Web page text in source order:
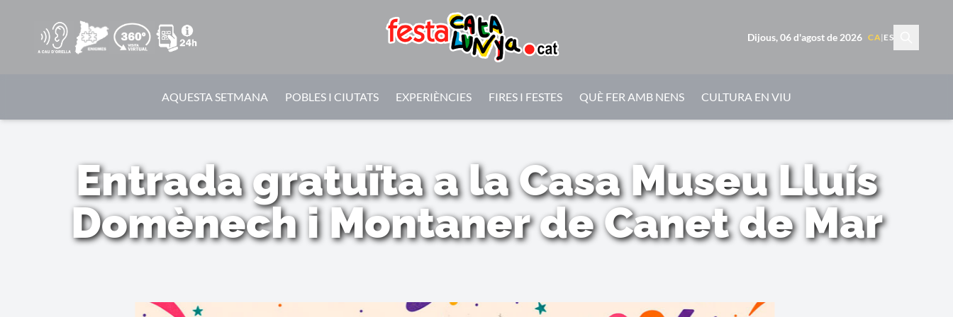
Dijous, 06 d'agost de 2026 CA| ES
AQUESTA SETMANA POBLES I CIUTATS EXPERIÈNCIES FIRES I FESTES QUÈ FER AMB NENS CULTURA EN VIU
Entrada gratuïta a la Casa Museu Lluís
Domènech i Montaner de Canet de Mar